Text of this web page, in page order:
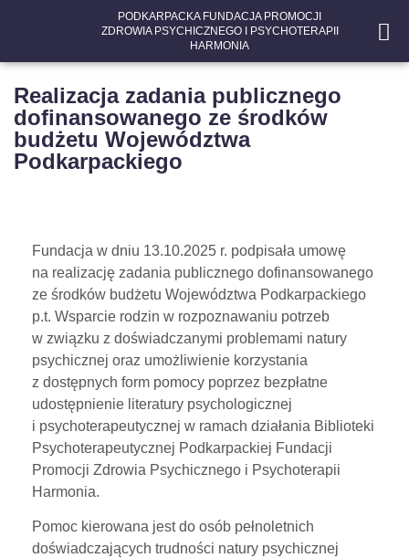
PODKARPACKA FUNDACJA PROMOCJI
ZDROWIA PSYCHICZNEGO I PSYCHOTERAPII
HARMONIA
Realizacja zadania publicznego
dofinansowanego ze środków
budżetu Województwa
Podkarpackiego
Fundacja w dniu 13.10.2025 r. podpisała umowę
na realizację zadania publicznego dofinansowanego
ze środków budżetu Województwa Podkarpackiego
p.t. Wsparcie rodzin w rozpoznawaniu potrzeb
w związku z doświadczanymi problemami natury
psychicznej oraz umożliwienie korzystania
z dostępnych form pomocy poprzez bezpłatne
udostępnienie literatury psychologicznej
i psychoterapeutycznej w ramach działania Biblioteki
Psychoterapeutycznej Podkarpackiej Fundacji
Promocji Zdrowia Psychicznego i Psychoterapii
Harmonia.
Pomoc kierowana jest do osób pełnoletnich
doświadczających trudności natury psychicznej